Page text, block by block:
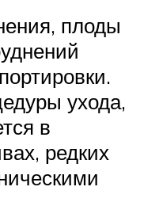
плоды
ухода,
в
редких